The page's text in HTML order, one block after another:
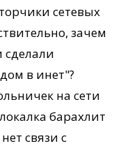
сетевых
зачем
в инет"?
на сети
барахлит
связи с